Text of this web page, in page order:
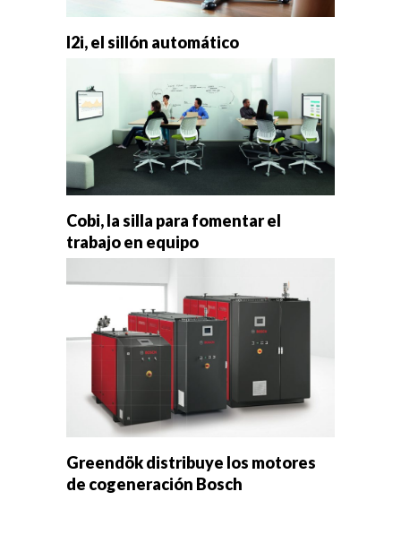
I2i, el sillón automático
Cobi, la silla para fomentar el
trabajo en equipo
Greendök distribuye los motores
de cogeneración Bosch